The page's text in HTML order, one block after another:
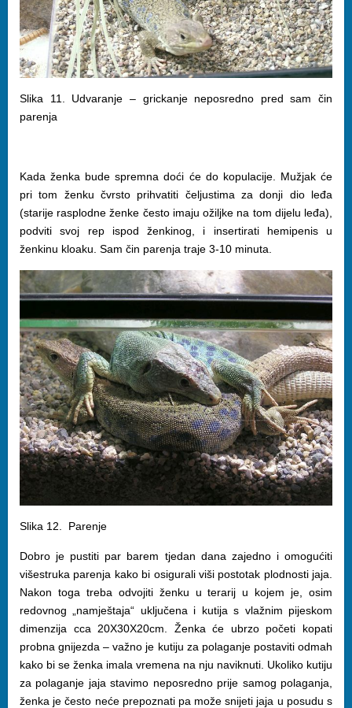
Slika 11. Udvaranje – grickanje neposredno pred sam čin
parenja
Kada ženka bude spremna doći će do kopulacije. Mužjak će
pri tom ženku čvrsto prihvatiti čeljustima za donji dio leđa
(starije rasplodne ženke često imaju ožiljke na tom dijelu leđa),
podviti svoj rep ispod ženkinog, i insertirati hemipenis u
ženkinu kloaku. Sam čin parenja traje 3-10 minuta.
Slika 12. Parenje
Dobro je pustiti par barem tjedan dana zajedno i omogućiti
višestruka parenja kako bi osigurali viši postotak plodnosti jaja.
Nakon toga treba odvojiti ženku u terarij u kojem je, osim
redovnog „namještaja“ uključena i kutija s vlažnim pijeskom
dimenzija cca 20X30X20cm. Ženka će ubrzo početi kopati
probna gnijezda – važno je kutiju za polaganje postaviti odmah
kako bi se ženka imala vremena na nju naviknuti. Ukoliko kutiju
za polaganje jaja stavimo neposredno prije samog polaganja,
ženka je često neće prepoznati pa može snijeti jaja u posudu s